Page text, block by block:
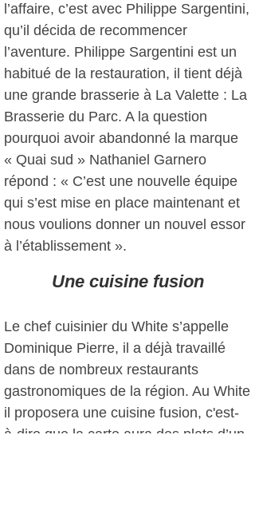
l’affaire, c’est avec Philippe Sargentini,
qu’il décida de recommencer
l’aventure. Philippe Sargentini est un
habitué de la restauration, il tient déjà
une grande brasserie à La Valette : La
Brasserie du Parc. A la question
pourquoi avoir abandonné la marque
« Quai sud » Nathaniel Garnero
répond : « C’est une nouvelle équipe
qui s’est mise en place maintenant et
nous voulions donner un nouvel essor
à l’établissement ».
Une cuisine fusion
Le chef cuisinier du White s’appelle
Dominique Pierre, il a déjà travaillé
dans de nombreux restaurants
gastronomiques de la région. Au White
il proposera une cuisine fusion, c'est-
à-dire que la carte aura des plats d’un